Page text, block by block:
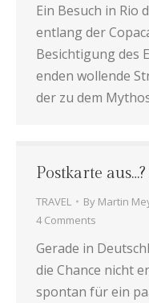
Ein Besuch in Rio
entlang der
Besichtigung des
enden wollende
der zu dem
Postkarte
TRAVEL By Martin
4 Comments
Gerade in
die Chance nicht
spontan für ein